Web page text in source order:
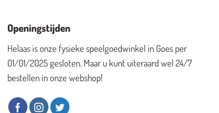
Openingstijden
Helaas is onze fysieke speelgoedwinkel in Goes per
01/01/2025 gesloten. Maar u kunt uiteraard wel 24/7
bestellen in onze webshop!